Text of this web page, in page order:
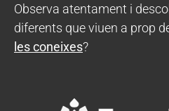
Observa atentament i
diferents que viuen a prop
les coneixes?